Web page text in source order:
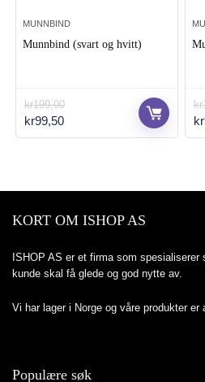
MUNNBIND
Munnbind (svart og hvitt)
kr199,00
Opprinnelig
pris
kr99,50Nåværende
pris
kr
kr
KORT OM ISHOP AS
ISHOP AS er et firma som
kunde skal få glede og god nytte av.
Vi har lager i Norge og våre produkter er
Populære søk